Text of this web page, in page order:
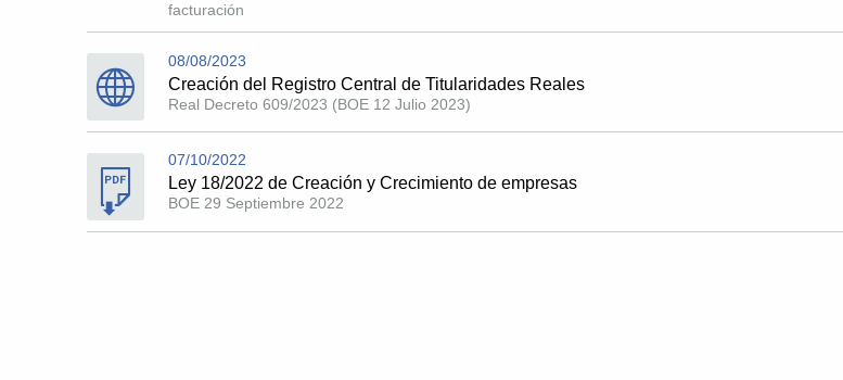
facturación
08/08/2023
Creación del Registro Central de Titularidades Reales
Real Decreto 609/2023 (BOE 12 Julio 2023)
07/10/2022
Ley 18/2022 de Creación y Crecimiento de empresas
BOE 29 Septiembre 2022